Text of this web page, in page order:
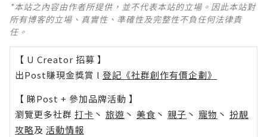
*本站之內容由作者所提供，並不代表本站的立場。因此本站對
所有博客的立場、真實性、準確性及完整性不負任何法律責
任。
【 U Creator 招募 】
出Post賺現金獎賞 l 登記《社群創作有價企劃》
【 睇Post + 參加品牌活動 】
瀏覽更多社群 打卡 丶 旅遊 丶 美食 丶 親子 丶 寵物 丶 扮靚
攻略及 活動情報